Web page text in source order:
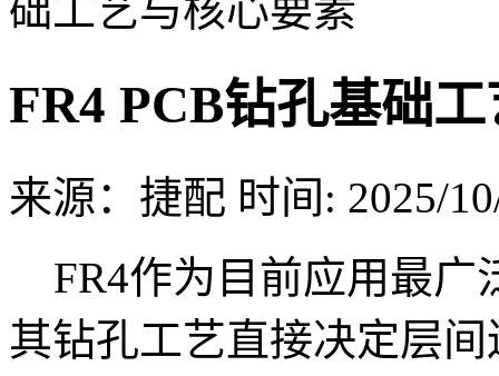
础工艺与核心要素
FR4 PCB钻孔基础
来源：捷配 时间: 2025/
FR4作为目前应用最广
其钻孔工艺直接决定层